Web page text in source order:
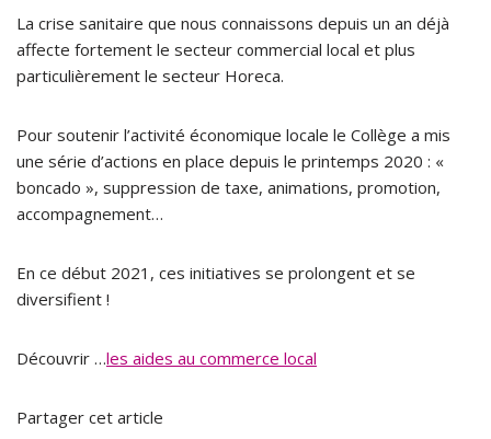
La crise sanitaire que nous connaissons depuis un an déjà
affecte fortement le secteur commercial local et plus
particulièrement le secteur Horeca.
Pour soutenir l’activité économique locale le Collège a mis
une série d’actions en place depuis le printemps 2020 : «
boncado », suppression de taxe, animations, promotion,
accompagnement…
En ce début 2021, ces initiatives se prolongent et se
diversifient !
Découvrir …les aides au commerce local
Partager cet article